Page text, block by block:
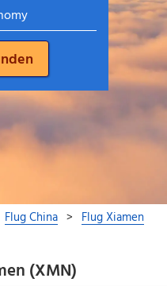
(XMN)